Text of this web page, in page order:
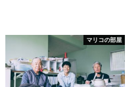
マリコの部屋